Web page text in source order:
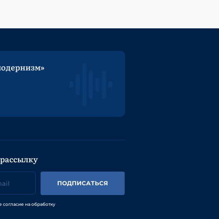
ПОДПИСАТЬСЯ
на обработку